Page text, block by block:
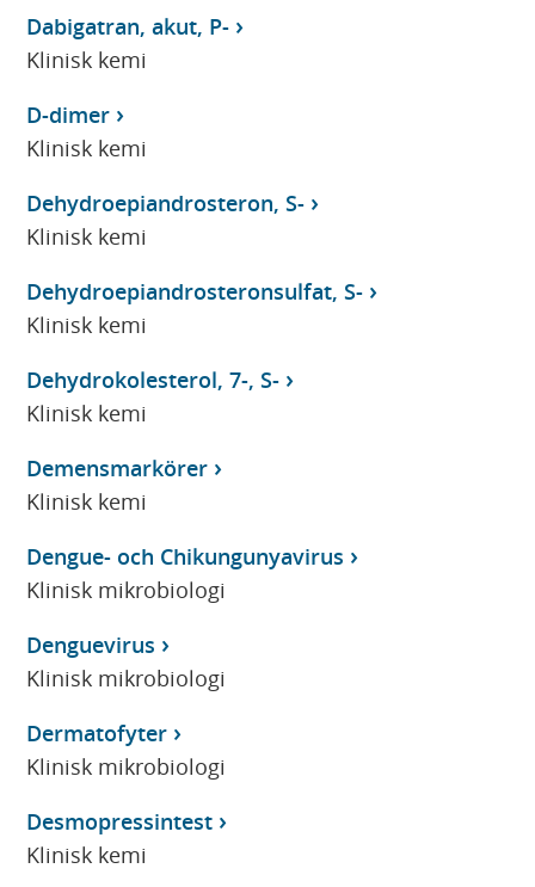
Dabigatran, akut, P-
Klinisk kemi
D-dimer
Klinisk kemi
Dehydroepiandrosteron, S-
Klinisk kemi
Dehydroepiandrosteronsulfat, S-
Klinisk kemi
Dehydrokolesterol, 7-, S-
Klinisk kemi
Demensmarkörer
Klinisk kemi
Dengue- och Chikungunyavirus
Klinisk mikrobiologi
Denguevirus
Klinisk mikrobiologi
Dermatofyter
Klinisk mikrobiologi
Desmopressintest
Klinisk kemi